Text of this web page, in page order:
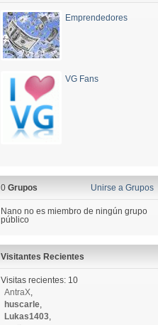
Emprendedores
VG Fans
Unirse a Grupos
0 Grupos
Nano no es miembro de ningún grupo
público
Visitantes Recientes
Visitas recientes: 10
AntraX,
huscarle,
Lukas1403,